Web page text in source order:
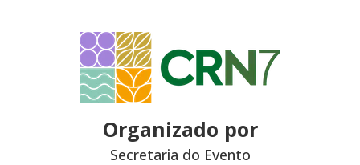
Organizado por
Secretaria do Evento